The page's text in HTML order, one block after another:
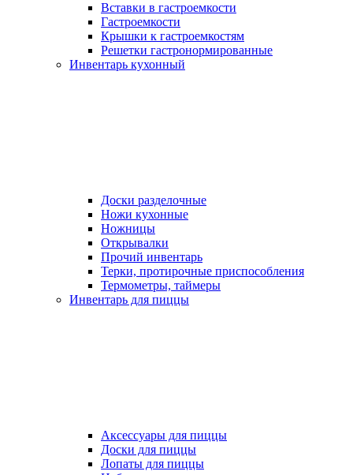
Вставки в гастроемкости
Гастроемкости
Крышки к гастроемкостям
Решетки гастронормированные
Инвентарь кухонный
Доски разделочные
Ножи кухонные
Ножницы
Открывалки
Прочий инвентарь
Терки, протирочные приспособления
Термометры, таймеры
Инвентарь для пиццы
Аксессуары для пиццы
Доски для пиццы
Лопаты для пиццы